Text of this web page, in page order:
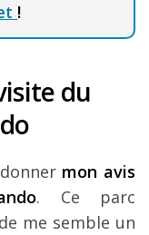
!
du
mon avis
. Ce parc
me semble un